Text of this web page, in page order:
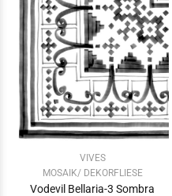
VIVES
MOSAIK/ DEKORFLIESE
Vodevil Bellaria-3 Sombra